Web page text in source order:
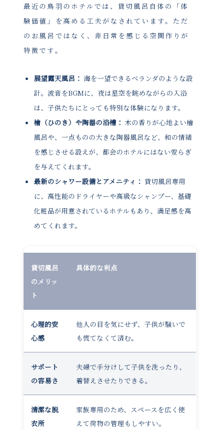
最近の鳥羽のホテルでは、貸切風呂自体の「体
験価値」を高める工夫がなされています。ただ
のお風呂ではなく、非日常を感じる空間作りが
特徴です。
展望露天風呂： 海を一望できるベランダのような設
計。波音をBGMに、夜は星空を眺めながらの入浴
は、子供たちにとっても特別な体験になります。
檜（ひのき）や陶器の浴槽： 木の香りが心地よい檜
風呂や、一点ものの大きな陶器風呂など、和の情緒
を感じさせる設えが、都会のホテルにはない安らぎ
を与えてくれます。
最新のシャワー設備とアメニティ： 貸切風呂専用
に、高性能のドライヤーや高級なシャンプー、基礎
化粧品が用意されているホテルもあり、満足感を高
めてくれます。
貸切風呂
のメリッ
ト
具体的な利点
心理的安
心感
他人の目を気にせず、子供が騒いで
も慌てなくて済む。
サポート
の容易さ
夫婦で手分けして子供を洗ったり、
着替えさせたりできる。
清潔な脱
衣所
家族専用のため、スペースを広く使
えて荷物の管理もしやすい。